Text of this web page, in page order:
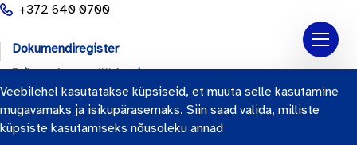
Veebilehel kasutatakse küpsiseid, et muuta selle kasutamine
mugavamaks ja isikupärasemaks. Siin saad valida, milliste
küpsiste kasutamiseks nõusoleku annad
+372 640 0700
Dokumendiregister
Isikuandmete töötlemine
Küpsised
Ligipääsetavuse teatis